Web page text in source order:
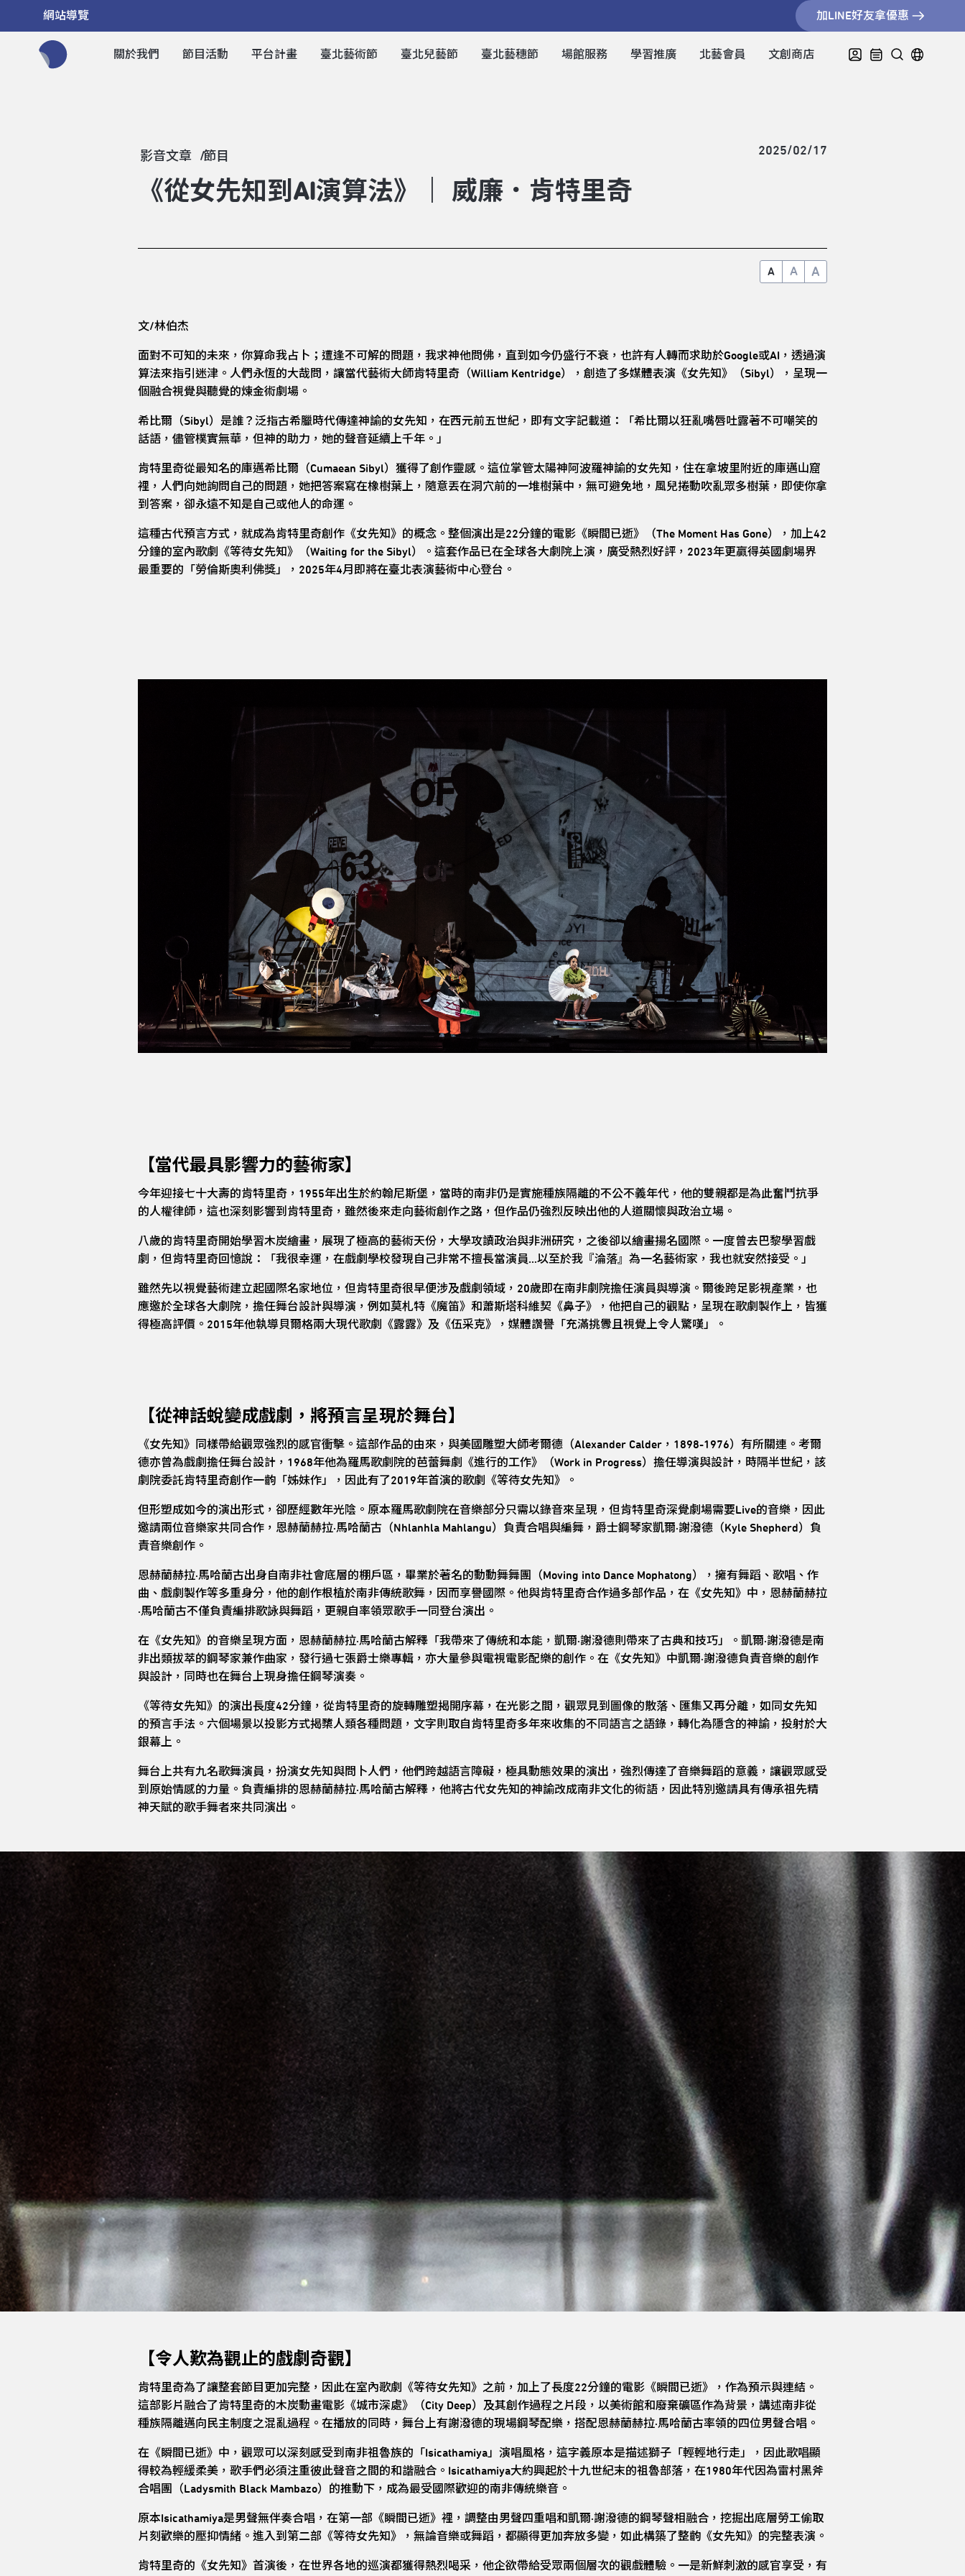
網站導覽 加LINE好友拿優惠
關於我們 節目活動 平台計畫 臺北藝術節 臺北兒藝節 臺北藝穗節 場館服務 學習推廣 北藝會員 文創商店
影音文章 節目 2025/02/17
《從女先知到AI演算法》｜ 威廉．肯特里奇
A A A
文/林伯杰
面對不可知的未來，你算命我占卜；遭逢不可解的問題，我求神他問佛，直到如今仍盛行不衰，也許有人轉而求助於Google或AI，透過演
算法來指引迷津。人們永恆的大哉問，讓當代藝術大師肯特里奇（William Kentridge），創造了多媒體表演《女先知》（Sibyl），呈現一
個融合視覺與聽覺的煉金術劇場。
希比爾（Sibyl）是誰？泛指古希臘時代傳達神諭的女先知，在西元前五世紀，即有文字記載道：「希比爾以狂亂嘴唇吐露著不可嘲笑的
話語，儘管樸實無華，但神的助力，她的聲音延續上千年。」
肯特里奇從最知名的庫邁希比爾（Cumaean Sibyl）獲得了創作靈感。這位掌管太陽神阿波羅神諭的女先知，住在拿坡里附近的庫邁山窟
裡，人們向她詢問自己的問題，她把答案寫在橡樹葉上，隨意丟在洞穴前的一堆樹葉中，無可避免地，風兒捲動吹亂眾多樹葉，即使你拿
到答案，卻永遠不知是自己或他人的命運。
這種古代預言方式，就成為肯特里奇創作《女先知》的概念。整個演出是22分鐘的電影《瞬間已逝》（The Moment Has Gone），加上42
分鐘的室內歌劇《等待女先知》（Waiting for the Sibyl）。這套作品已在全球各大劇院上演，廣受熱烈好評，2023年更贏得英國劇場界
最重要的「勞倫斯奧利佛獎」，2025年4月即將在臺北表演藝術中心登台。
【當代最具影響力的藝術家】
今年迎接七十大壽的肯特里奇，1955年出生於約翰尼斯堡，當時的南非仍是實施種族隔離的不公不義年代，他的雙親都是為此奮鬥抗爭
的人權律師，這也深刻影響到肯特里奇，雖然後來走向藝術創作之路，但作品仍強烈反映出他的人道關懷與政治立場。
八歲的肯特里奇開始學習木炭繪畫，展現了極高的藝術天份，大學攻讀政治與非洲研究，之後卻以繪畫揚名國際。一度曾去巴黎學習戲
劇，但肯特里奇回憶說：「我很幸運，在戲劇學校發現自己非常不擅長當演員…以至於我『淪落』為一名藝術家，我也就安然接受。」
雖然先以視覺藝術建立起國際名家地位，但肯特里奇很早便涉及戲劇領域，20歲即在南非劇院擔任演員與導演。爾後跨足影視產業，也
應邀於全球各大劇院，擔任舞台設計與導演，例如莫札特《魔笛》和蕭斯塔科維契《鼻子》，他把自己的觀點，呈現在歌劇製作上，皆獲
得極高評價。2015年他執導貝爾格兩大現代歌劇《露露》及《伍采克》，媒體讚譽「充滿挑釁且視覺上令人驚嘆」。
【從神話蛻變成戲劇，將預言呈現於舞台】
《女先知》同樣帶給觀眾強烈的感官衝擊。這部作品的由來，與美國雕塑大師考爾德（Alexander Calder，1898-1976）有所關連。考爾
德亦曾為戲劇擔任舞台設計，1968年他為羅馬歌劇院的芭蕾舞劇《進行的工作》（Work in Progress）擔任導演與設計，時隔半世紀，該
劇院委託肯特里奇創作一齣「姊妹作」，因此有了2019年首演的歌劇《等待女先知》。
但形塑成如今的演出形式，卻歷經數年光陰。原本羅馬歌劇院在音樂部分只需以錄音來呈現，但肯特里奇深覺劇場需要Live的音樂，因此
邀請兩位音樂家共同合作，恩赫蘭赫拉·馬哈蘭古（Nhlanhla Mahlangu）負責合唱與編舞，爵士鋼琴家凱爾·謝潑德（Kyle Shepherd）負
責音樂創作。
恩赫蘭赫拉·馬哈蘭古出身自南非社會底層的棚戶區，畢業於著名的動動舞舞團（Moving into Dance Mophatong），擁有舞蹈、歌唱、作
曲、戲劇製作等多重身分，他的創作根植於南非傳統歌舞，因而享譽國際。他與肯特里奇合作過多部作品，在《女先知》中，恩赫蘭赫拉
·馬哈蘭古不僅負責編排歌詠與舞蹈，更親自率領眾歌手一同登台演出。
在《女先知》的音樂呈現方面，恩赫蘭赫拉·馬哈蘭古解釋「我帶來了傳統和本能，凱爾·謝潑德則帶來了古典和技巧」。凱爾·謝潑德是南
非出類拔萃的鋼琴家兼作曲家，發行過七張爵士樂專輯，亦大量參與電視電影配樂的創作。在《女先知》中凱爾·謝潑德負責音樂的創作
與設計，同時也在舞台上現身擔任鋼琴演奏。
《等待女先知》的演出長度42分鐘，從肯特里奇的旋轉雕塑揭開序幕，在光影之間，觀眾見到圖像的散落、匯集又再分離，如同女先知
的預言手法。六個場景以投影方式揭櫫人類各種問題，文字則取自肯特里奇多年來收集的不同語言之語錄，轉化為隱含的神諭，投射於大
銀幕上。
舞台上共有九名歌舞演員，扮演女先知與問卜人們，他們跨越語言障礙，極具動態效果的演出，強烈傳達了音樂舞蹈的意義，讓觀眾感受
到原始情感的力量。負責編排的恩赫蘭赫拉·馬哈蘭古解釋，他將古代女先知的神諭改成南非文化的術語，因此特別邀請具有傳承祖先精
神天賦的歌手舞者來共同演出。
【令人歎為觀止的戲劇奇觀】
肯特里奇為了讓整套節目更加完整，因此在室內歌劇《等待女先知》之前，加上了長度22分鐘的電影《瞬間已逝》，作為預示與連結。
這部影片融合了肯特里奇的木炭動畫電影《城市深處》（City Deep）及其創作過程之片段，以美術館和廢棄礦區作為背景，講述南非從
種族隔離邁向民主制度之混亂過程。在播放的同時，舞台上有謝潑德的現場鋼琴配樂，搭配恩赫蘭赫拉·馬哈蘭古率領的四位男聲合唱。
在《瞬間已逝》中，觀眾可以深刻感受到南非祖魯族的「Isicathamiya」演唱風格，這字義原本是描述獅子「輕輕地行走」，因此歌唱顯
得較為輕緩柔美，歌手們必須注重彼此聲音之間的和諧融合。Isicathamiya大約興起於十九世紀末的祖魯部落，在1980年代因為雷村黑斧
合唱團（Ladysmith Black Mambazo）的推動下，成為最受國際歡迎的南非傳統樂音。
原本Isicathamiya是男聲無伴奏合唱，在第一部《瞬間已逝》裡，調整由男聲四重唱和凱爾·謝潑德的鋼琴聲相融合，挖掘出底層勞工偷取
片刻歡樂的壓抑情緒。進入到第二部《等待女先知》，無論音樂或舞蹈，都顯得更加奔放多變，如此構築了整齣《女先知》的完整表演。
肯特里奇的《女先知》首演後，在世界各地的巡演都獲得熱烈喝采，他企欲帶給受眾兩個層次的觀戲體驗。一是新鮮刺激的感官享受，有